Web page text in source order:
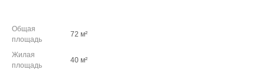
Общая
площадь
72 м²
Жилая
площадь
40 м²